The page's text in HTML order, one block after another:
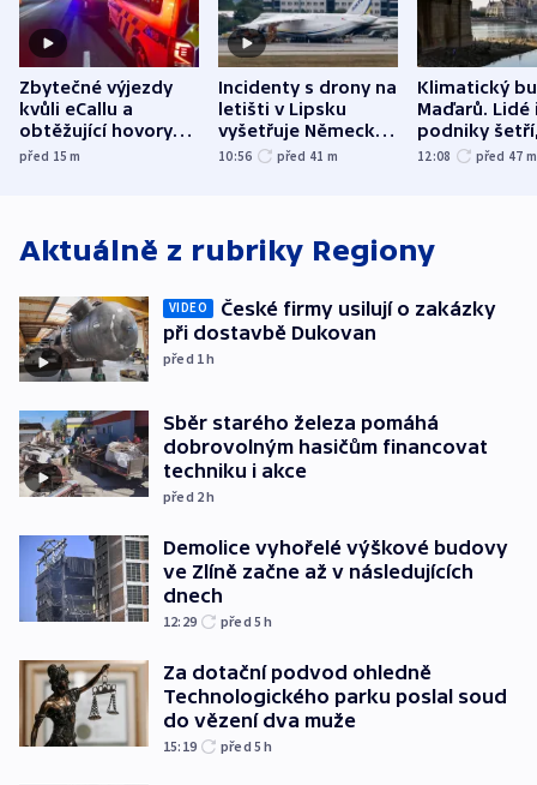
Zbytečné výjezdy
kvůli eCallu a
obtěžující hovory
zdržují záchranáře
před 15m
Incidenty s drony na
letišti v Lipsku
vyšetřuje Německo
jako úmyslný pokus
10:56 před 41 m
Klimatický
Maďarů. Lidé
podniky
omezuje se
12:08 před 47 m
Aktuálně z rubriky Regiony
VIDEO
České firmy usilují o zakázky
při dostavbě Dukovan
před 1h
Sběr starého železa pomáhá
dobrovolným hasičům financovat
techniku i akce
před 2h
Demolice vyhořelé výškové budovy
ve Zlíně začne až v následujících
dnech
12:29 před 5h
Za dotační podvod ohledně
Technologického parku poslal soud
do vězení dva muže
15:19 před 5h